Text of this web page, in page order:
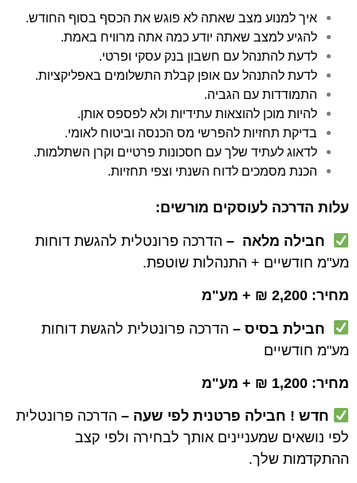
איך למנוע מצב שאתה לא פוגש את הכסף בסוף החודש.
להגיע למצב שאתה יודע כמה אתה מרוויח באמת.
לדעת להתנהל עם חשבון בנק עסקי ופרטי.
לדעת להתנהל עם אופן קבלת התשלומים באפליקציות.
התמודדות עם הגביה.
להיות מוכן להוצאות עתידיות ולא לפספס אותן.
בדיקת תחזיות להפרשי מס הכנסה וביטוח לאומי.
לדאוג לעתיד שלך עם חסכונות פרטיים וקרן השתלמות.
הכנת מסמכים לדוח השנתי וצפי תחזיות.
עלות הדרכה לעוסקים מורשים:
חבילה מלאה – הדרכה פרונטלית להגשת דוחות
מע"מ חודשיים + התנהלות שוטפת.
מחיר: 2,200 ₪ + מע"מ
חבילת בסיס – הדרכה פרונטלית להגשת דוחות
מע"מ חודשיים
מחיר: 1,200 ₪ + מע"מ
חדש ! חבילה פרטנית לפי שעה – הדרכה פרונטלית
לפי נושאים שמעניינים אותך לבחירה ולפי קצב
ההתקדמות שלך.